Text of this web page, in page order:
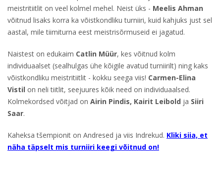
meistritiitlit on veel kolmel mehel. Neist üks - Meelis Ahman
võitnud lisaks korra ka võistkondliku turniiri, kuid kahjuks just sel
aastal, mile tiimiturna eest meistrisõrmuseid ei jagatud.
Naistest on edukaim Catlin Müür, kes võitnud kolm
individuaalset (sealhulgas ühe kõigile avatud turniirilt) ning kaks
võistkondliku meistritiitlit - kokku seega viis! Carmen-Elina
Vistil on neli tiitlit, seejuures kõik need on individuaalsed.
Kolmekordsed võitjad on Airin Pindis, Kairit Leibold ja Siiri
Saar.
Kaheksa tšempionit on Andresed ja viis Indrekud. Kliki siia, et
näha täpselt mis turniiri keegi võitnud on!